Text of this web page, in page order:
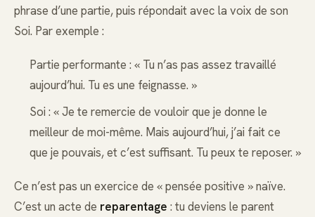
phrase d’une partie, puis répondait avec la voix de son
Soi. Par exemple :
Partie performante : « Tu n’as pas assez travaillé
aujourd’hui. Tu es une feignasse. »
Soi : « Je te remercie de vouloir que je donne le
meilleur de moi-même. Mais aujourd’hui, j’ai fait ce
que je pouvais, et c’est suffisant. Tu peux te reposer. »
Ce n’est pas un exercice de « pensée positive » naïve.
C’est un acte de reparentage : tu deviens le parent